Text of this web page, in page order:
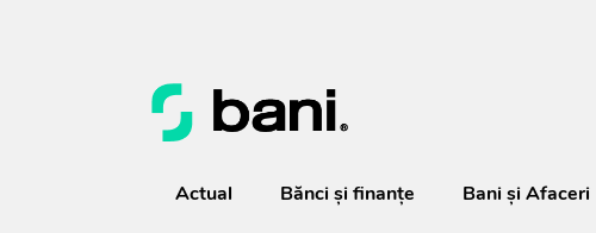
Actual Bănci şi finanţe Bani și Afaceri